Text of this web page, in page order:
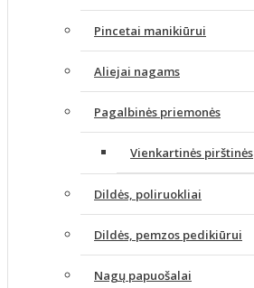
Pincetai manikiūrui
Aliejai nagams
Pagalbinės priemonės
Vienkartinės pirštinės
Dildės, poliruokliai
Dildės, pemzos pedikiūrui
Nagų papuošalai